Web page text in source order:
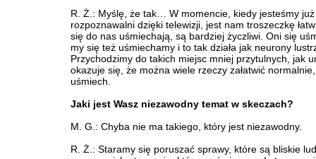
R. Ż.: Myślę, że tak… W momencie, kiedy jesteśmy już
rozpoznawalni dzięki telewizji, jest nam troszeczkę
się do nas uśmiechają, są bardziej życzliwi. Oni się
my się też uśmiechamy i to tak działa jak neurony
Przychodzimy do takich miejsc mniej przytulnych, jak
okazuje się, że można wiele rzeczy załatwić
uśmiech.
Jaki jest Wasz niezawodny temat w skeczach?
M. G.: Chyba nie ma takiego, który jest niezawodny.
R. Ż.: Staramy się poruszać sprawy, które są bliskie